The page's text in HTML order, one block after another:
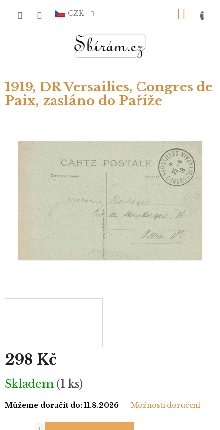
CZK
1919, DR Versailies, Congres de
Paix, zasláno do Paříže
298 Kč
Měrná
cena:
Skladem (1 ks)
Můžeme doručit do: 11.8.2026 Možnosti doručení